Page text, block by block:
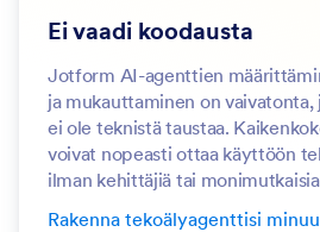
Ei vaadi koodausta
Jotform AI-agenttien
ja mukauttaminen on
ei ole teknistä taustaa.
voivat nopeasti ottaa käyttöön
ilman kehittäjiä tai
Rakenna tekoälyagenttisi